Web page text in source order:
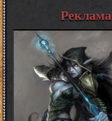
Реклама